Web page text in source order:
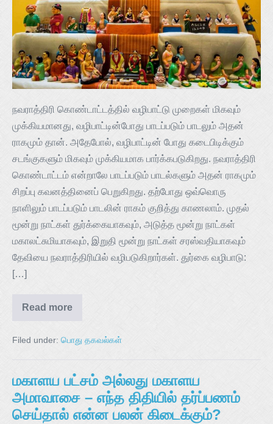
நவராத்திரி கொண்டாட்டத்தில் வழிபாட்டு முறைகள் மிகவும்
முக்கியமானது, வழிபாட்டின்போது பாடப்படும் பாடலும் அதன்
ராகமும் தான். அதேபோல், வழிபாட்டின் போது கடைபிடிக்கும்
சடங்குகளும் மிகவும் முக்கியமாக பார்க்கபடுகிறது. நவராத்திரி
கொண்டாட்டம் என்றாலே பாடப்படும் பாடல்களும் அதன் ராகமும்
சிறப்பு கவனத்தினைப் பெறுகிறது. தற்போது ஒவ்வொரு
நாளிலும் பாடப்படும் பாடலின் ராகம் குறித்து காணலாம். முதல்
மூன்று நாட்கள் துர்க்கையாகவும், அடுத்த மூன்று நாட்கள்
மகாலட்சுமியாகவும், இறுதி மூன்று நாட்கள் சரஸ்வதியாகவும்
தேவியை நவராத்திரியில் வழிபடுகிறார்கள். துர்கை வழிபாடு:
[…]
Read more
Filed under: பொது தகவல்கள்
மகாளய பட்சம் அல்லது மகாளய
அமாவாசை – எந்த திதியில் தர்ப்பணம்
செய்தால் என்ன பலன் கிடைக்கும்?